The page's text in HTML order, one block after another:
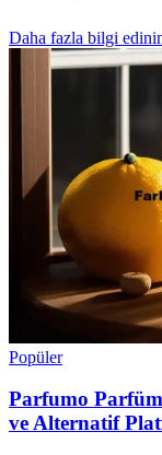
Daha fazla bilgi
Popüler
Parfumo
ve Alternatif